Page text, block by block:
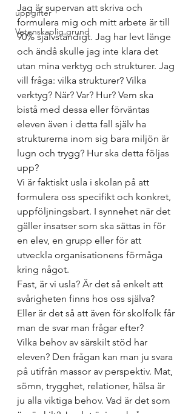
uppgifter
Vetenskaplig grund
Jag är supervan att skriva och
formulera mig och mitt arbete är till
90% självständigt. Jag har levt länge
och ändå skulle jag inte klara det
utan mina verktyg och strukturer. Jag
vill fråga: vilka strukturer? Vilka
verktyg? När? Var? Hur? Vem ska
bistå med dessa eller förväntas
eleven även i detta fall själv ha
strukturerna inom sig bara miljön är
lugn och trygg? Hur ska detta följas
upp?
Vi är faktiskt usla i skolan på att
formulera oss specifikt och konkret,
uppföljningsbart. I synnehet när det
gäller insatser som ska sättas in för
en elev, en grupp eller för att
utveckla organisationens förmåga
kring något.
Fast, är vi usla? Är det så enkelt att
svårigheten finns hos oss själva?
Eller är det så att även för skolfolk får
man de svar man frågar efter?
Vilka behov av särskilt stöd har
eleven? Den frågan kan man ju svara
på utifrån massor av perspektiv. Mat,
sömn, trygghet, relationer, hälsa är
ju alla viktiga behov. Vad är det som